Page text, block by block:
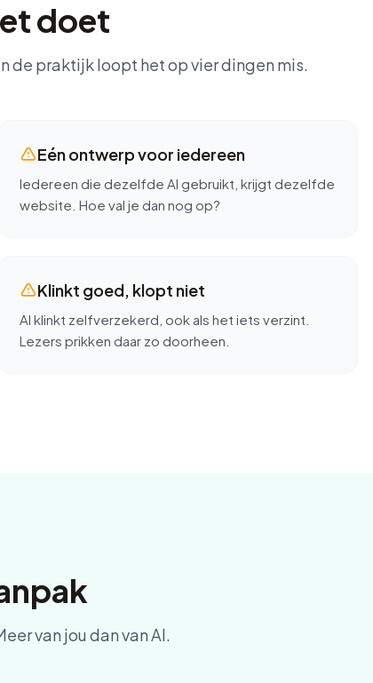
doet
de praktijk loopt het op vier dingen mis.
Eén ontwerp voor iedereen
Iedereen die dezelfde AI gebruikt, krijgt dezelfde
website. Hoe val je dan nog op?
Klinkt goed, klopt niet
AI klinkt zelfverzekerd, ook als het iets verzint.
Lezers prikken daar zo doorheen.
van jou dan van AI.